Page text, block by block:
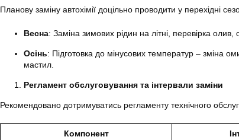
Планову заміну автохімії доцільно проводити у перехідні
Весна: Заміна зимових рідин на літні, перевірка
Осінь: Підготовка до мінусових температур – зміна
мастил.
Регламент обслуговування та інтервали заміни
Рекомендовано дотримуватись регламенту технічного
Компонент